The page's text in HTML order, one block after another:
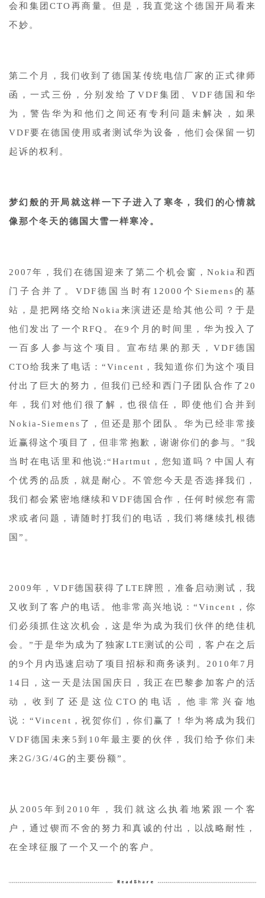
会和集团CTO再商量。但是，我直觉这个德国开局看来
不妙。
第二个月，我们收到了德国某传统电信厂家的正式律师
函，一式三份，分别发给了VDF集团、VDF德国和华
为，警告华为和他们之间还有专利问题未解决，如果
VDF要在德国使用或者测试华为设备，他们会保留一切
起诉的权利。
梦幻般的开局就这样一下子进入了寒冬，我们的心情就
像那个冬天的德国大雪一样寒冷。
2007年，我们在德国迎来了第二个机会窗，Nokia和西
门子合并了。VDF德国当时有12000个Siemens的基
站，是把网络交给Nokia来演进还是给其他公司？于是
他们发出了一个RFQ。在9个月的时间里，华为投入了
一百多人参与这个项目。宣布结果的那天，VDF德国
CTO给我来了电话：“Vincent，我知道你们为这个项目
付出了巨大的努力，但我们已经和西门子团队合作了20
年，我们对他们很了解，也很信任，即使他们合并到
Nokia-Siemens了，但还是那个团队。华为已经非常接
近赢得这个项目了，但非常抱歉，谢谢你们的参与。”我
当时在电话里和他说:“Hartmut，您知道吗？中国人有
个优秀的品质，就是耐心。不管您今天是否选择我们，
我们都会紧密地继续和VDF德国合作，任何时候您有需
求或者问题，请随时打我们的电话，我们将继续扎根德
国”。
2009年，VDF德国获得了LTE牌照，准备启动测试，我
又收到了客户的电话。他非常高兴地说：“Vincent，你
们必须抓住这次机会，这是华为成为我们伙伴的绝佳机
会。”于是华为成为了独家LTE测试的公司，客户在之后
的9个月内迅速启动了项目招标和商务谈判。2010年7月
14日，这一天是法国国庆日，我正在巴黎参加客户的活
动，收到了还是这位CTO的电话，他非常兴奋地
说：“Vincent，祝贺你们，你们赢了！华为将成为我们
VDF德国未来5到10年最主要的伙伴，我们给予你们未
来2G/3G/4G的主要份额”。
从2005年到2010年，我们就这么执着地紧跟一个客
户，通过锲而不舍的努力和真诚的付出，以战略耐性，
在全球征服了一个又一个的客户。